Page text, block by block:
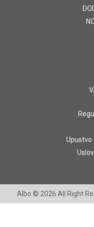
Upustvo
Albo © 2026 All Right